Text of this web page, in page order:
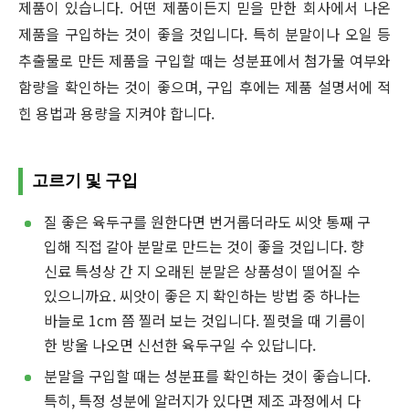
제품이 있습니다. 어떤 제품이든지 믿을 만한 회사에서 나온
제품을 구입하는 것이 좋을 것입니다. 특히 분말이나 오일 등
추출물로 만든 제품을 구입할 때는 성분표에서 첨가물 여부와
함량을 확인하는 것이 좋으며, 구입 후에는 제품 설명서에 적
힌 용법과 용량을 지켜야 합니다.
고르기 및 구입
질 좋은 육두구를 원한다면 번거롭더라도 씨앗 통째 구
입해 직접 갈아 분말로 만드는 것이 좋을 것입니다. 향
신료 특성상 간 지 오래된 분말은 상품성이 떨어질 수
있으니까요. 씨앗이 좋은 지 확인하는 방법 중 하나는
바늘로 1cm 쯤 찔러 보는 것입니다. 찔럿을 때 기름이
한 방울 나오면 신선한 육두구일 수 있답니다.
분말을 구입할 때는 성분표를 확인하는 것이 좋습니다.
특히, 특정 성분에 알러지가 있다면 제조 과정에서 다